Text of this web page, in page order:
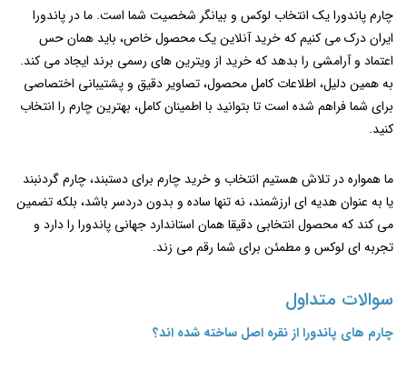
چارم پاندورا یک انتخاب لوکس و بیانگر شخصیت شما است. ما در پاندورا
ایران درک می‌ کنیم که خرید آنلاین یک محصول خاص، باید همان حس
اعتماد و آرامشی را بدهد که خرید از ویترین ‌های رسمی برند ایجاد می ‌کند.
به همین دلیل، اطلاعات کامل محصول، تصاویر دقیق و پشتیبانی اختصاصی
برای شما فراهم شده است تا بتوانید با اطمینان کامل، بهترین چارم را انتخاب
کنید.
ما همواره در تلاش هستیم انتخاب و خرید چارم برای دستبند، چارم گردنبند
یا به عنوان هدیه‌ ای ارزشمند، نه تنها ساده و بدون دردسر باشد، بلکه تضمین
می ‌کند که محصول انتخابی دقیقا همان استاندارد جهانی پاندورا را دارد و
تجربه ‌ای لوکس و مطمئن برای شما رقم می ‌زند.
سوالات متداول
چارم ‌های پاندورا از نقره اصل ساخته شده ‌اند؟